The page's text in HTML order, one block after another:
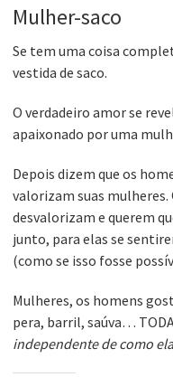
Os causos de Jorge Luis
Voto obrigatório é correto?
Se queres salvar o
Mulher-saco
Se tem uma coisa
vestida de saco.
O verdadeiro amor se
apaixonado por uma
Depois dizem que os
valorizam suas mulheres.
desvalorizam e querem
junto, para elas se
(como se isso fosse
Mulheres, os homens
pera, barril, saúva…
independente de como